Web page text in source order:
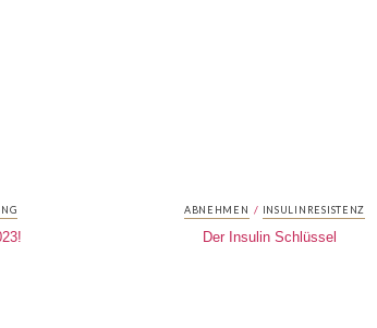
ABNEHMEN / INSULINRESISTENZ
Der Insulin Schlüssel